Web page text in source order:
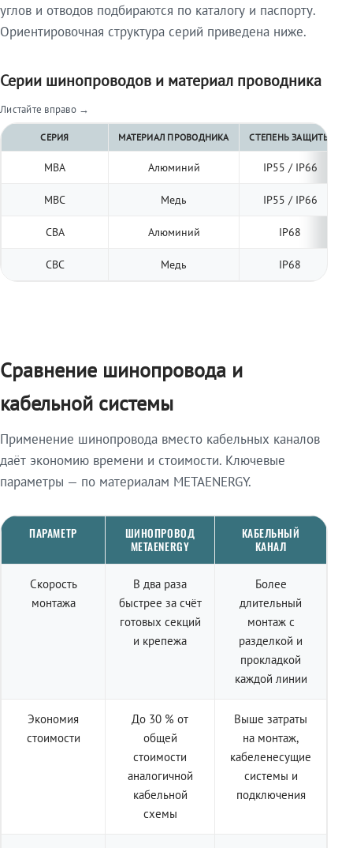
углов и отводов подбираются по каталогу и паспорту.
Ориентировочная структура серий приведена ниже.
Серии шинопроводов и материал проводника
Листайте вправо →
СЕРИЯ МАТЕРИАЛ ПРОВОДНИКА СТЕПЕНЬ ЗАЩИТЫ
МВА Алюминий IP55 / IP66
МВС Медь IP55 / IP66
СВА Алюминий IP68
СВС Медь IP68
Сравнение шинопровода и
кабельной системы
Применение шинопровода вместо кабельных каналов
даёт экономию времени и стоимости. Ключевые
параметры — по материалам METAENERGY.
ПАРАМЕТР
ШИНОПРОВОД
METAENERGY
КАБЕЛЬНЫЙ
КАНАЛ
Скорость
монтажа
В два раза
быстрее за счёт
готовых секций
и крепежа
Более
длительный
монтаж с
разделкой и
прокладкой
каждой линии
Экономия
стоимости
До 30 % от
общей
стоимости
аналогичной
кабельной
схемы
Выше затраты
на монтаж,
кабеленесущие
системы и
подключения